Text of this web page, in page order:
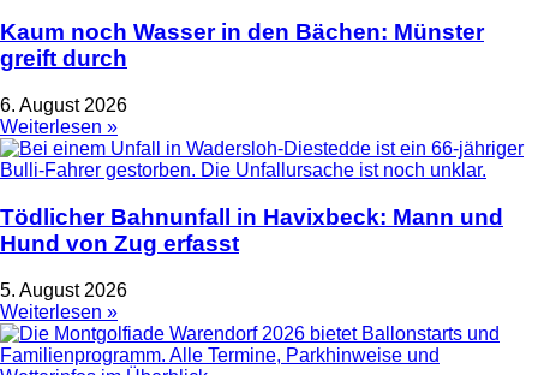
Kaum noch Wasser in den Bächen: Münster
greift durch
6. August 2026
Weiterlesen »
Tödlicher Bahnunfall in Havixbeck: Mann und
Hund von Zug erfasst
5. August 2026
Weiterlesen »